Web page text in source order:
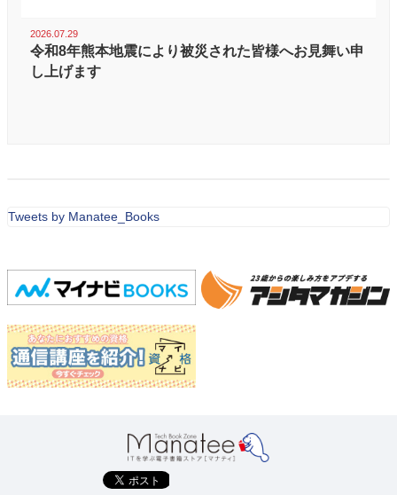
2026.07.29
令和8年熊本地震により被災された皆様へお見舞い申
し上げます
Tweets by Manatee_Books